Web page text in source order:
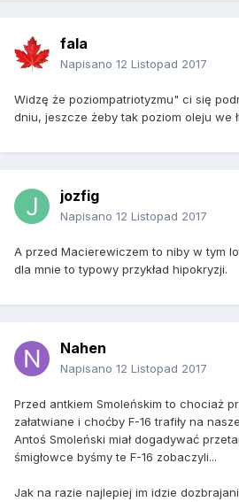
fala
Napisano 12 Listopad 2017
Widzę że poziompatriotyzmu" ci się
dniu, jeszcze żeby tak poziom oleju we
jozfig
Napisano 12 Listopad 2017
A przed Macierewiczem to niby w tym
dla mnie to typowy przykład hipokryzji.
Nahen
Napisano 12 Listopad 2017
Przed antkiem Smoleńskim to chociaż
załatwiane i choćby F-16 trafiły na
Antoś Smoleński miał dogadywać
śmigłowce byśmy te F-16 zobaczyli...
Jak na razie najlepiej im idzie